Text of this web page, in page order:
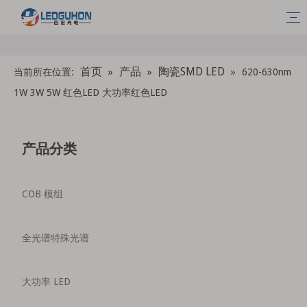
当前所在位置: 首页 » 产品 » 陶瓷SMD LED »
620-630nm
1W 3W 5W 红色LED 大功率红色LED
产品分类
COB 模组
全光谱特殊光谱
大功率 LED